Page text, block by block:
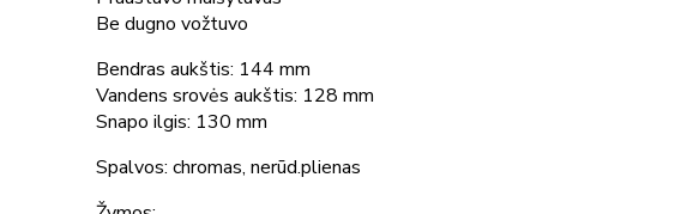
Be dugno vožtuvo
Bendras aukštis: 144 mm
Vandens srovės aukštis: 128 mm
Snapo ilgis: 130 mm
Spalvos: chromas, nerūd.plienas